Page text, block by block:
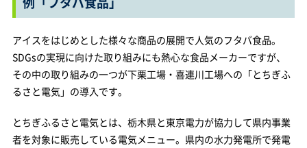
アイスをはじめとした様々な商品の展開で人気のフタバ食品。
SDGsの実現に向けた取り組みにも熱心な食品メーカーですが、
その中の取り組みの一つが下栗工場・喜連川工場への「とちぎふ
るさと電気」の導入です。
とちぎふるさと電気とは、栃木県と東京電力が協力して県内事業
者を対象に販売している電気メニュー。県内の水力発電所で発電